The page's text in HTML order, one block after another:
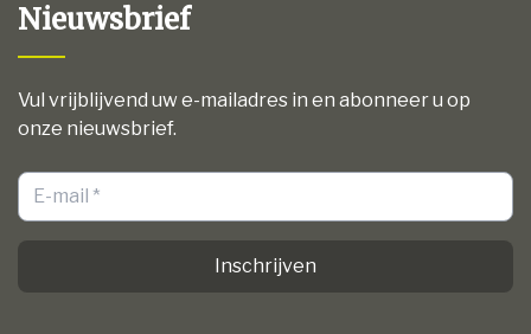
Nieuwsbrief
Vul vrijblijvend uw e-mailadres in en abonneer u op
onze nieuwsbrief.
Inschrijven